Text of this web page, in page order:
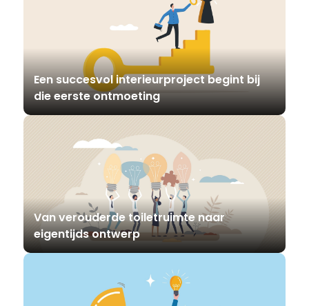
Een succesvol interieurproject begint bij
die eerste ontmoeting
Van verouderde toiletruimte naar
eigentijds ontwerp